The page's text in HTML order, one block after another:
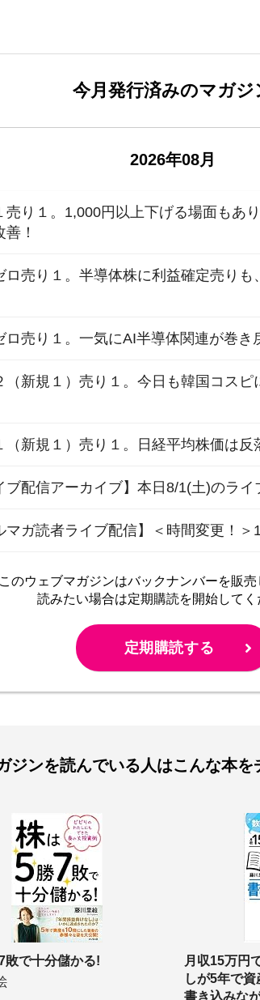
今月発行済みのマガジ
2026年08月
売り１。1,000円以上下げる場面もあ
善！
ロ売り１。半導体株に利益確定売り
ロ売り１。一気にAI半導体関連が巻き
（新規１）売り１。今日も韓国コス
（新規１）売り１。日経平均株価は反
ブ配信アーカイブ】本日8/1(土)のライ
マガ読者ライブ配信】＜時間変更！＞
このウェブマガジンはバックナンバーを販売
読みたい場合は定期購読を開始してく
定期購読する
ジンを読んでいる人はこんな本を
敗で十分儲かる!
月収15万円
しが5年で
書き込みな